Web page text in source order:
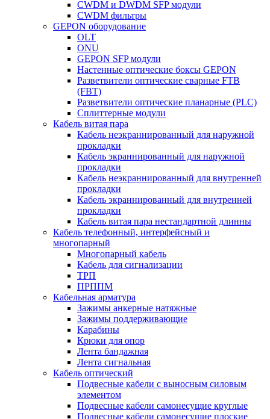
CWDM и DWDM SFP модули
CWDM фильтры
GEPON оборудование
OLT
ONU
GEPON SFP модули
Настенные оптические боксы GEPON
Разветвители оптические сварные FTB
(FBT)
Разветвители оптические планарные (PLC)
Сплиттерные модули
Кабель витая пара
Кабель неэкраннированный для наружной
прокладки
Кабель экраннированный для наружной
прокладки
Кабель неэкраннированный для внутренней
прокладки
Кабель экраннированный для внутренней
прокладки
Кабель витая пара нестандартной длинны
Кабель телефонный, интерфейсный и
многопарный
Многопарный кабель
Кабель для сигнализации
ТРП
ПРППМ
Кабельная арматура
Зажимы анкерные натяжные
Зажимы поддерживающие
Карабины
Крюки для опор
Лента бандажная
Лента сигнальная
Кабель оптический
Подвесные кабели с выносным силовым
элементом
Подвесные кабели самонесущие круглые
Подвесные кабели самонесущие плоские